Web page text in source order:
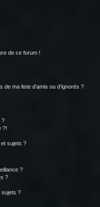
de ce forum !
ma liste d’amis ou d’ignorés ?
?
?!
sujets ?
?
?
sujets ?